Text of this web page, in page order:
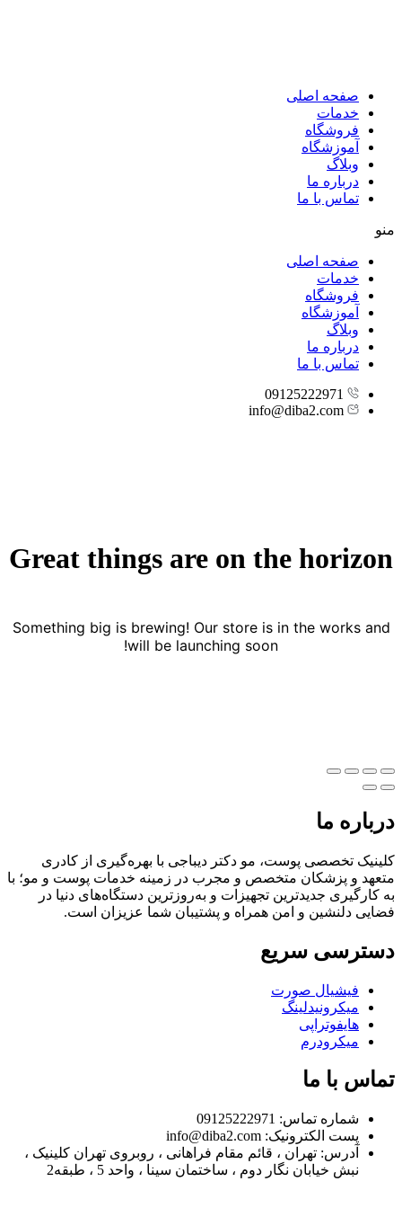
صفحه اصلی
خدمات
فروشگاه
آموزشگاه
وبلاگ
درباره ما
تماس با ما
منو
صفحه اصلی
خدمات
فروشگاه
آموزشگاه
وبلاگ
درباره ما
تماس با ما
09125222971
info@diba2.com
Great things are on the horizon
Something big is brewing! Our store is in the works and
will be launching soon!
درباره ما
کلینیک تخصصی پوست، مو دکتر دیباجی با بهره‌گیری از کادری
متعهد و پزشکان متخصص و مجرب در زمینه خدمات پوست و مو؛ با
به کارگیری جدیدترین تجهیزات و به‌روزترین دستگاه‌های دنیا در
فضایی دلنشین و امن همراه و پشتیبان شما عزیزان است.
دسترسی سریع
فیشیال صورت
میکرونیدلینگ
هایفوتراپی
میکرودرم
تماس با ما
شماره تماس: 09125222971
پست الکترونیک: info@diba2.com
آدرس: تهران ، قائم مقام فراهانی ، روبروی تهران کلینیک ،
نبش خیابان نگار دوم ، ساختمان سینا ، واحد 5 ، طبقه2